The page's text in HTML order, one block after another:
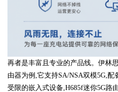
再者是丰富且专业的产品线。伊林
由器为例,它支持SA/NSA双模5G,
受限的嵌入式设备,H685f迷你5G路